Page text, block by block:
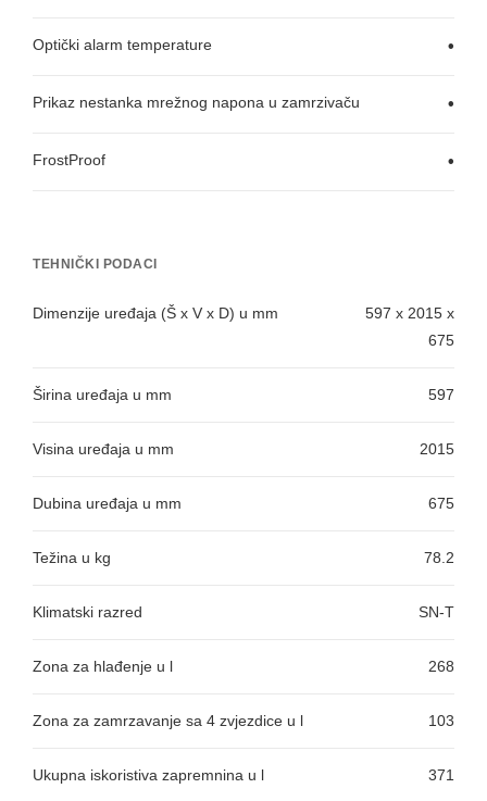
Optički alarm temperature •
Prikaz nestanka mrežnog napona u zamrzivaču •
FrostProof •
TEHNIČKI PODACI
Dimenzije uređaja (Š x V x D) u mm
597 x 2015 x
675
Širina uređaja u mm 597
Visina uređaja u mm 2015
Dubina uređaja u mm 675
Težina u kg 78.2
Klimatski razred SN-T
Zona za hlađenje u l 268
Zona za zamrzavanje sa 4 zvjezdice u l 103
Ukupna iskoristiva zapremnina u l 371